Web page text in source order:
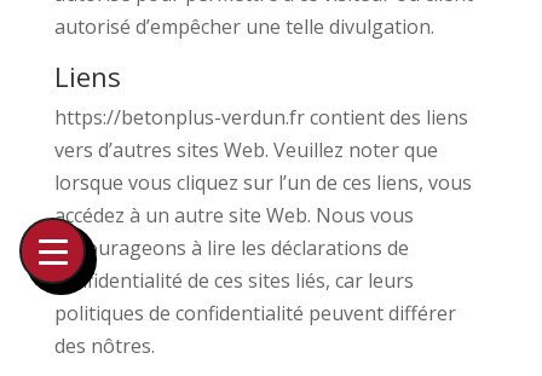
autorisé d’empêcher une telle divulgation.
Liens
https://betonplus-verdun.fr contient des liens
vers d’autres sites Web. Veuillez noter que
lorsque vous cliquez sur l’un de ces liens, vous
accédez à un autre site Web. Nous vous
encourageons à lire les déclarations de
confidentialité de ces sites liés, car leurs
politiques de confidentialité peuvent différer
des nôtres.